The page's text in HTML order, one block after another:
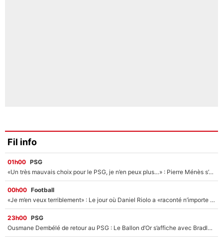
Fil info
01h00 PSG
«Un très mauvais choix pour le PSG, je n’en peux plus…» : Pierre Ménès s’est complètement trompé avec Luis Enrique et ces déclarations le prouvent !
00h00 Football
«Je m’en veux terriblement» : Le jour où Daniel Riolo a «raconté n’importe quoi» dans l'After Foot !
23h00 PSG
Ousmane Dembélé de retour au PSG : Le Ballon d’Or s’affiche avec Bradley Barcola en plein cœur du feuilleton sur son départ !